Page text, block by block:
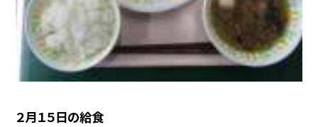
２月１５日の給食